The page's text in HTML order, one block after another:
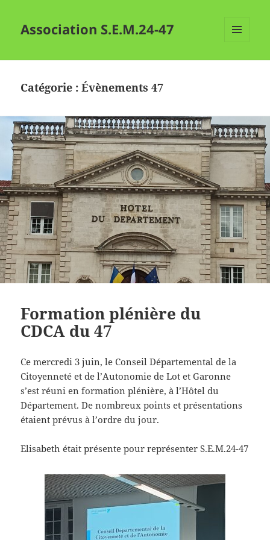
Association S.E.M.24-47
Catégorie :Évènements 47
Formation plénière du
CDCA du 47
Ce mercredi 3 juin, le Conseil Départemental de la
Citoyenneté et de l’Autonomie de Lot et Garonne
s’est réuni en formation plénière, à l’Hôtel du
Département. De nombreux points et présentations
étaient prévus à l’ordre du jour.
Elisabeth était présente pour représenter S.E.M.24-47